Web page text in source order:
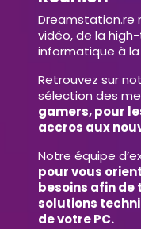
Dreamstation.re
vidéo, de la
informatique à la
Retrouvez sur
sélection des
gamers, pour
accros aux
Notre équipe
pour vous
besoins afin de
solutions
de votre PC.